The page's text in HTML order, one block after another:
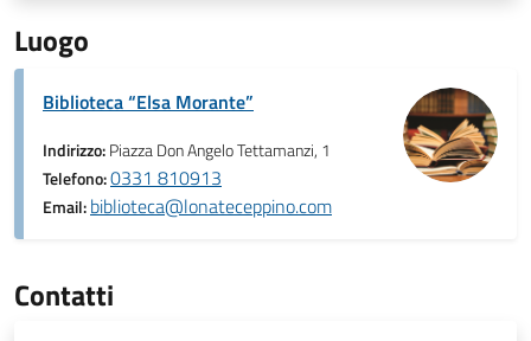
Luogo
Biblioteca “Elsa Morante”
Indirizzo:Piazza Don Angelo Tettamanzi, 1
Telefono:0331 810913
Email:biblioteca@lonateceppino.com
Contatti